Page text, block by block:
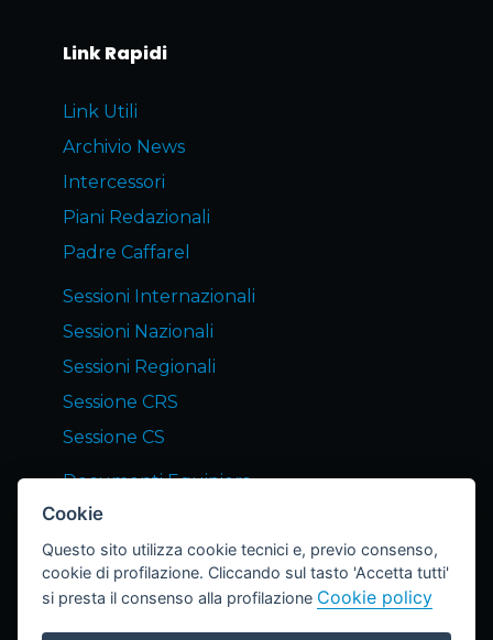
Link Rapidi
Link Utili
Archivio News
Intercessori
Piani Redazionali
Padre Caffarel
Sessioni Internazionali
Sessioni Nazionali
Sessioni Regionali
Sessione CRS
Sessione CS
Documenti Equipiers
Servizi END Equipiers
Notizie dagli Equipiers
Lettera END
Cookie
Questo sito utilizza cookie tecnici e, previo consenso,
cookie di profilazione. Cliccando sul tasto 'Accetta tutti'
si presta il consenso alla profilazione Cookie policy